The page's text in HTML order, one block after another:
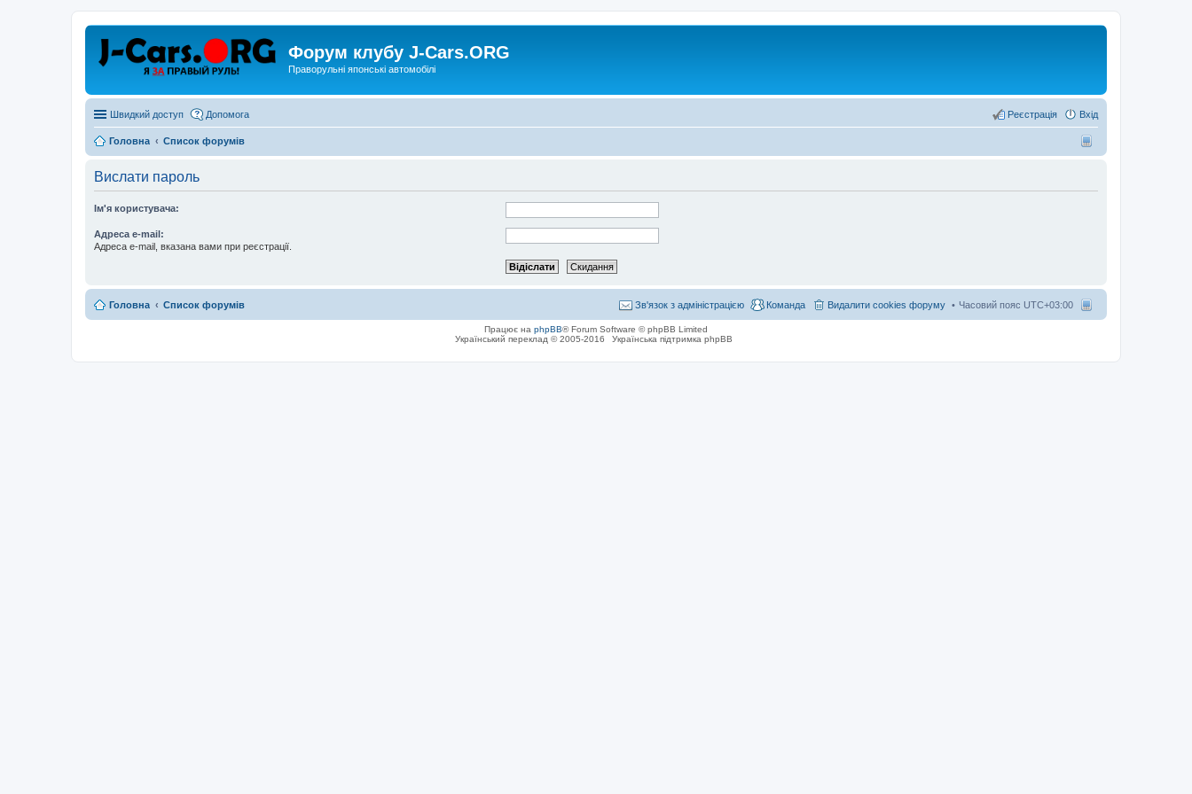
Форум клубу J-Cars.ORG
Праворульні японські автомобілі
Швидкий доступ Допомога Вхід
Реєстрація
Головна Список форумів
Вислати пароль
Ім'я користувача:
Адреса e-mail:
Адреса e-mail, вказана вами при реєстрації.
Головна Список форумів Часовий пояс UTC+03:00
Видалити cookies форуму
Команда
Зв'язок з адміністрацією
Працює на phpBB® Forum Software © phpBB Limited
Український переклад © 2005-2016
Українська підтримка phpBB